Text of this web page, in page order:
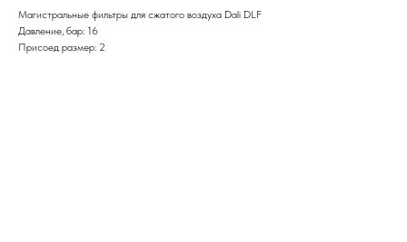
Магистральные фильтры для сжатого воздуха Dali DLF
Давление, бар: 16
Присоед размер: 2